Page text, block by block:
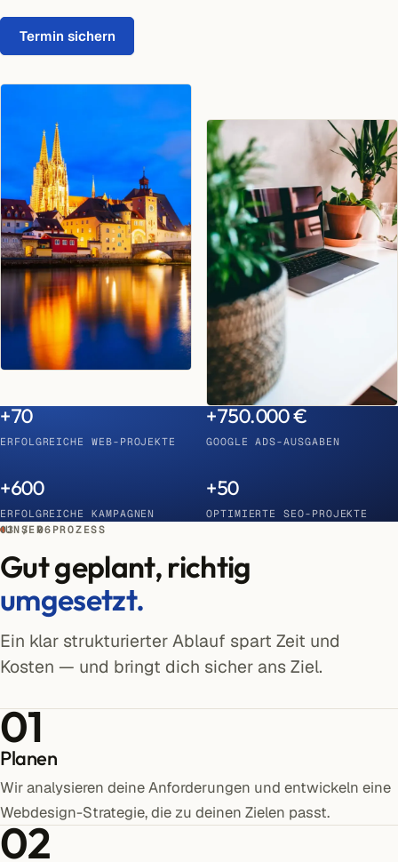
Termin sichern
+70
ERFOLGREICHE WEB-PROJEKTE
+750.000 €
GOOGLE ADS-AUSGABEN
+600
ERFOLGREICHE KAMPAGNEN
+50
OPTIMIERTE SEO-PROJEKTE
03 / 06
UNSER PROZESS
Gut geplant, richtig
umgesetzt.
Ein klar strukturierter Ablauf spart Zeit und
Kosten — und bringt dich sicher ans Ziel.
01
Planen
Wir analysieren deine Anforderungen und entwickeln eine
Webdesign-Strategie, die zu deinen Zielen passt.
02